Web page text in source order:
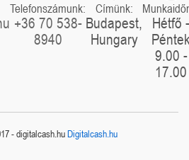
Telefonszámunk:
+36 70 538-
8940
Címünk:
Budapest,
Hungary
Hétfő -
9.00 -
17.00
- digitalcash.huDigitalcash.hu